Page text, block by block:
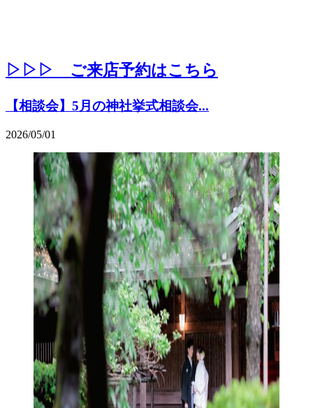
▷▷▷ ご来店予約はこちら
【相談会】5月の神社挙式相談会...
2026/05/01